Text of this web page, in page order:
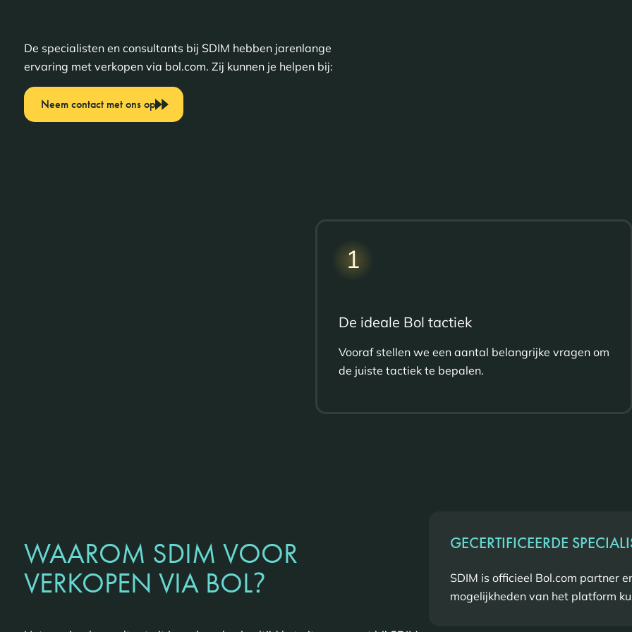
De specialisten en consultants bij SDIM hebben jarenlange
ervaring met verkopen via bol.com. Zij kunnen je helpen bij:
Neem contact met ons op
1
De ideale Bol tactiek
Vooraf stellen we een aantal belangrijke vragen om
de juiste tactiek te bepalen.
WAAROM SDIM VOOR
VERKOPEN VIA BOL?
GECERTIFICEERDE
SDIM is officieel Bol.com partner
mogelijkheden van het platform